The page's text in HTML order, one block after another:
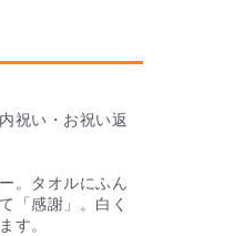
に優れたタオ
インで、目上
祝い・お祝い返
。タオルにふん
「感謝」。白く
す。